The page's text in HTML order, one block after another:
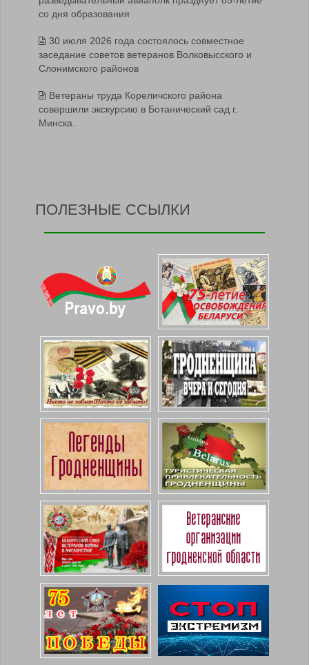
со дня образования
30 июля 2026 года состоялось совместное
заседание советов ветеранов Волковысского и
Слонимского районов
Ветераны труда Кореличского района
совершили экскурсию в Ботанический сад г.
Минска.
ПОЛЕЗНЫЕ ССЫЛКИ